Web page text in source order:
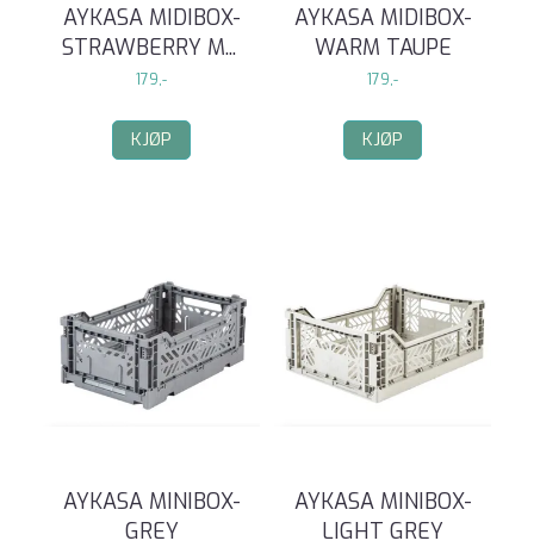
AYKASA MIDIBOX-
STRAWBERRY M...
179,-
KJØP
AYKASA MIDIBOX-
WARM TAUPE
179,-
KJØP
AYKASA MINIBOX-
GREY
AYKASA MINIBOX-
LIGHT GREY